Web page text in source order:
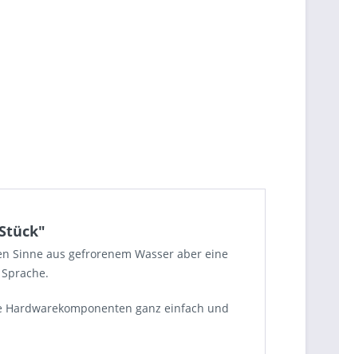
Sinne aus gefrorenem Wasser aber eine
ganz einfach und